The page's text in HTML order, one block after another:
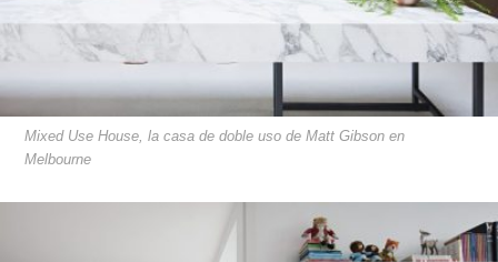
Mixed Use House, la casa de doble uso de Matt Gibson en
Melbourne